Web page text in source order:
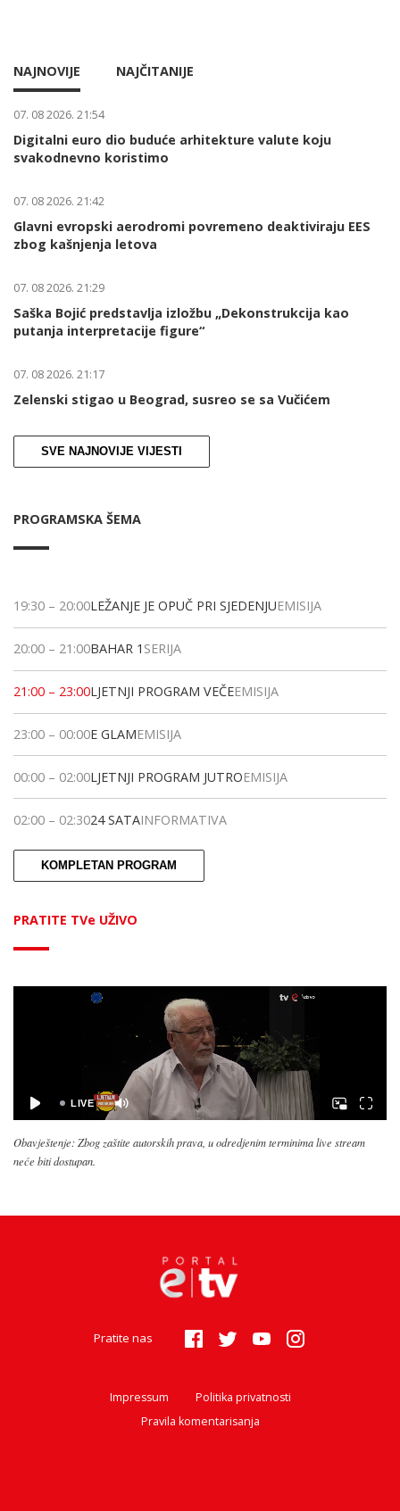
NAJNOVIJE NAJČITANIJE
07. 08 2026. 21:54
Digitalni euro dio buduće arhitekture valute koju
svakodnevno koristimo
07. 08 2026. 21:42
Glavni evropski aerodromi povremeno deaktiviraju EES
zbog kašnjenja letova
07. 08 2026. 21:29
Saška Bojić predstavlja izložbu „Dekonstrukcija kao
putanja interpretacije figure“
07. 08 2026. 21:17
Zelenski stigao u Beograd, susreo se sa Vučićem
SVE NAJNOVIJE VIJESTI
PROGRAMSKA ŠEMA
19:30 – 20:00LEŽANJE JE OPUČ PRI SJEDENJUEMISIJA
20:00 – 21:00BAHAR 1 SERIJA
21:00 – 23:00LJETNJI PROGRAM VEČEEMISIJA
23:00 – 00:00E GLAMEMISIJA
00:00 – 02:00LJETNJI PROGRAM JUTROEMISIJA
02:00 – 02:3024 SATAINFORMATIVA
KOMPLETAN PROGRAM
PRATITE TVe UŽIVO
Obavještenje: Zbog zaštite autorskih prava, u odredjenim terminima live stream
neće biti dostupan.
Pratite nas
Impressum
Politika privatnosti
Pravila komentarisanja